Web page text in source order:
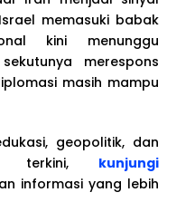
memasuki babak
kini menunggu
merespons
masih mampu
geopolitik, dan
terkini, kunjungi
informasi yang lebih